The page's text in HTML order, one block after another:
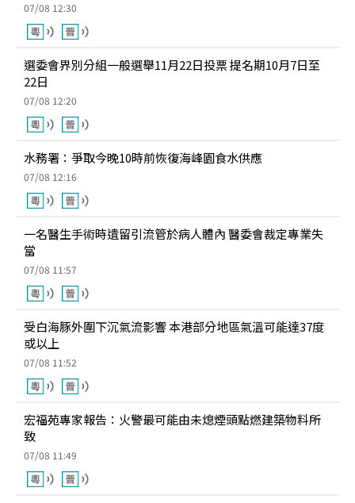
07/08 12:30
選委會界別分組一般選舉11月22日投票 提名期10月7日至
22日
07/08 12:20
水務署：爭取今晚10時前恢復海峰園食水供應
07/08 12:16
一名醫生手術時遺留引流管於病人體內 醫委會裁定專業失
當
07/08 11:57
受白海豚外圍下沉氣流影響 本港部分地區氣溫可能達37度
或以上
07/08 11:52
宏福苑專家報告：火警最可能由未熄煙頭點燃建築物料所
致
07/08 11:49